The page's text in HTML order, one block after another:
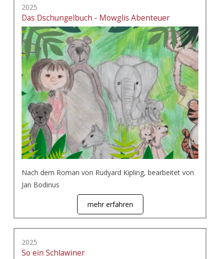
2025
Das Dschungelbuch - Mowglis Abenteuer
Nach dem Roman von Rudyard Kipling, bearbeitet von
Jan Bodinus
mehr erfahren
2025
So ein Schlawiner